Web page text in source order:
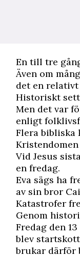
En till tre
Även om
det en
Historiskt sett
Men det var
enligt
Flera bibliska
Vid Jesus
en fredag.
Eva sägs ha
av sin bror
Katastrofer
Genom
Fredag den
blev
brukar därför